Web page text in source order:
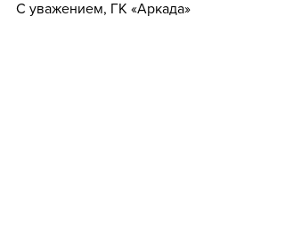
С уважением, ГК «Аркада»